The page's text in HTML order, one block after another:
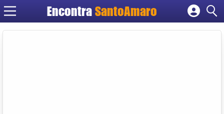
Encontra SantoAmaro
Cadastrar empresa